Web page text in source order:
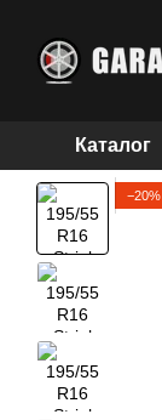
Каталог
−20%